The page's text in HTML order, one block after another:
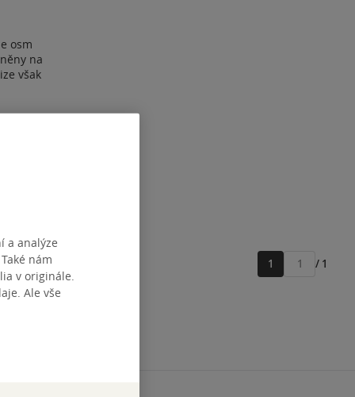
osm
na
však
1
Přejít
/ 1
a analýze
nám
v originále.
Ale vše